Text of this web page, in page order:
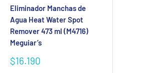
Eliminador Manchas de
Agua Heat Water Spot
Remover 473 ml (M4716)
Meguiar’s
Precio
$16.190